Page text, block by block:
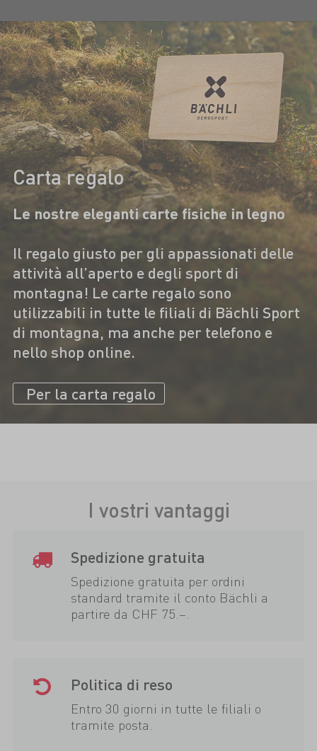
Carta regalo
Le nostre eleganti carte fisiche in legno
Il regalo giusto per gli appassionati delle
attività all’aperto e degli sport di
montagna! Le carte regalo sono
utilizzabili in tutte le filiali di Bächli Sport
di montagna, ma anche per telefono e
nello shop online.
Per la carta regalo
I vostri vantaggi
Spedizione gratuita
Spedizione gratuita per ordini
standard tramite il conto Bächli a
partire da CHF 75.–.
Politica di reso
Entro 30 giorni in tutte le filiali o
tramite posta.